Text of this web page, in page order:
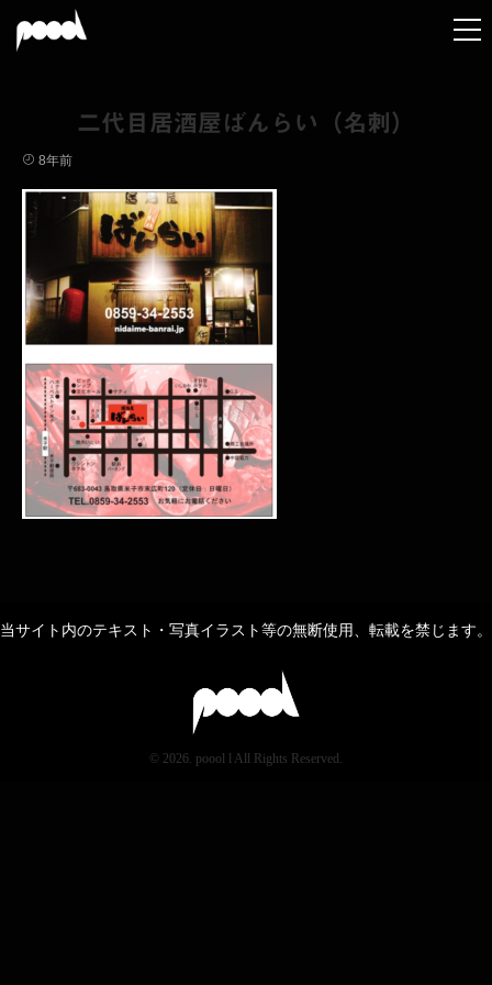
二代目居酒屋ばんらい（名刺）
8年前
当サイト内のテキスト・写真イラスト等の無断使用、転載を禁じます。
© 2026. poool l All Rights Reserved.